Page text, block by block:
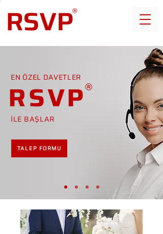
EN ÖZEL DAVETLER
RSVP
İLE BAŞLAR
TALEP FORMU